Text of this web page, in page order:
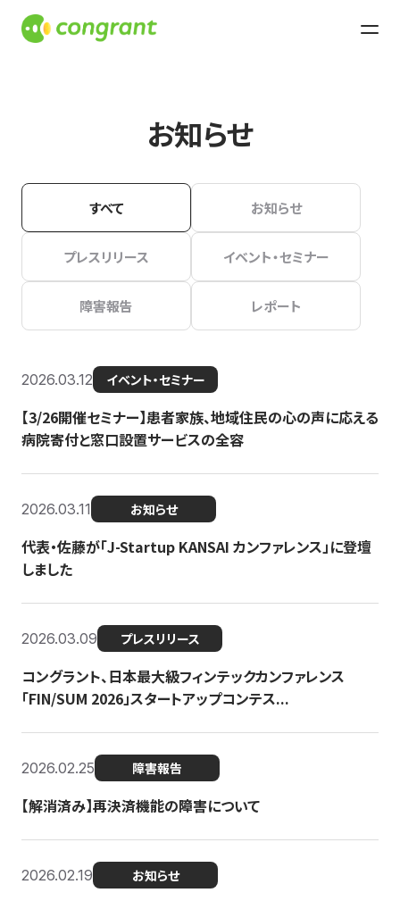
お知らせ
すべて お知らせ
プレスリリース イベント・セミナー
障害報告 レポート
2026.03.12 イベント・セミナー
【3/26開催セミナー】患者家族、地域住民の心の声に応える
病院寄付と窓口設置サービスの全容
2026.03.11 お知らせ
代表・佐藤が「J-Startup KANSAI カンファレンス」に登壇
しました
2026.03.09 プレスリリース
コングラント、日本最大級フィンテックカンファレンス
「FIN/SUM 2026」スタートアップコンテス...
2026.02.25 障害報告
【解消済み】再決済機能の障害について
2026.02.19 お知らせ